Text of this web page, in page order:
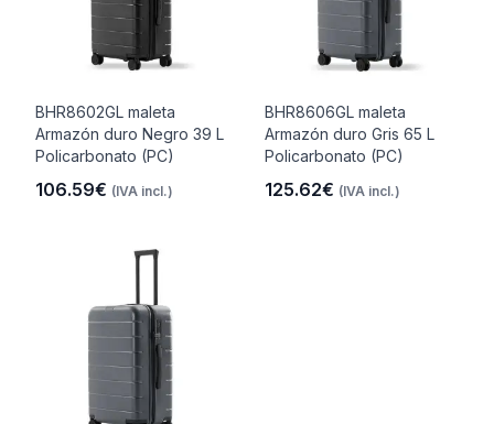
BHR8602GL maleta
Armazón duro Negro 39 L
Policarbonato (PC)
106.59€ (IVA incl.)
BHR8606GL maleta
Armazón duro Gris 65 L
Policarbonato (PC)
125.62€ (IVA incl.)